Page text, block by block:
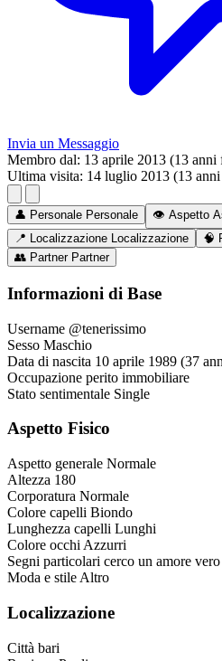
Invia un Messaggio
Membro dal: 13 aprile 2013 (13 anni
Ultima visita: 14 luglio 2013 (13
👤 Personale Personale 👁️ Aspetto
📍 Localizzazione Localizzazione 🧠
👥 Partner Partner
Informazioni di Base
Username @tenerissimo
Sesso Maschio
Data di nascita 10 aprile 1989 (37
Occupazione perito immobiliare
Stato sentimentale Single
Aspetto Fisico
Aspetto generale Normale
Altezza 180
Corporatura Normale
Colore capelli Biondo
Lunghezza capelli Lunghi
Colore occhi Azzurri
Segni particolari cerco un amore
Moda e stile Altro
Localizzazione
Città bari